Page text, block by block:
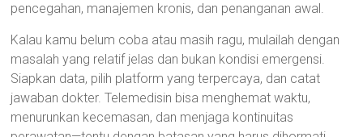
pencegahan, manajemen kronis, dan penanganan awal.
Kalau kamu belum coba atau masih ragu, mulailah dengan
masalah yang relatif jelas dan bukan kondisi emergensi.
Siapkan data, pilih platform yang terpercaya, dan catat
jawaban dokter. Telemedisin bisa menghemat waktu,
menurunkan kecemasan, dan menjaga kontinuitas